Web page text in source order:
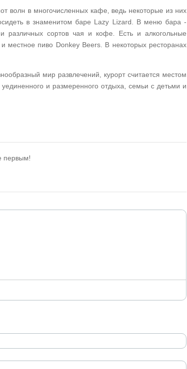
волн в многочисленных кафе, ведь некоторые из них
в знаменитом баре Lazy Lizard. В меню бара -
различных сортов чая и кофе. Есть и алкогольные
местное пиво Donkey Beers. В некоторых ресторанах
мир развлечений, курорт считается местом
и размеренного отдыха, семьи с детьми и
первым!